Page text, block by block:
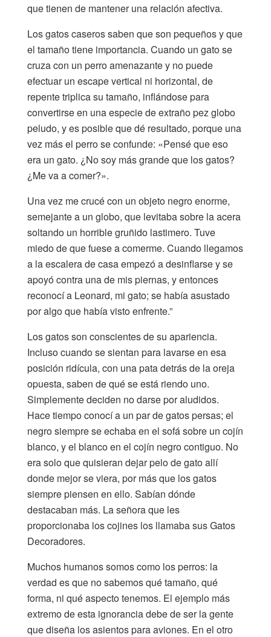
que tienen de mantener una relación afectiva.
Los gatos caseros saben que son pequeños y que
el tamaño tiene importancia. Cuando un gato se
cruza con un perro amenazante y no puede
efectuar un escape vertical ni horizontal, de
repente triplica su tamaño, inflándose para
convertirse en una especie de extraño pez globo
peludo, y es posible que dé resultado, porque una
vez más el perro se confunde: «Pensé que eso
era un gato. ¿No soy más grande que los gatos?
¿Me va a comer?».
Una vez me crucé con un objeto negro enorme,
semejante a un globo, que levitaba sobre la acera
soltando un horrible gruñido lastimero. Tuve
miedo de que fuese a comerme. Cuando llegamos
a la escalera de casa empezó a desinflarse y se
apoyó contra una de mis piernas, y entonces
reconocí a Leonard, mi gato; se había asustado
por algo que había visto enfrente.”
Los gatos son conscientes de su apariencia.
Incluso cuando se sientan para lavarse en esa
posición ridícula, con una pata detrás de la oreja
opuesta, saben de qué se está riendo uno.
Simplemente deciden no darse por aludidos.
Hace tiempo conocí a un par de gatos persas; el
negro siempre se echaba en el sofá sobre un cojín
blanco, y el blanco en el cojín negro contiguo. No
era solo que quisieran dejar pelo de gato allí
donde mejor se viera, por más que los gatos
siempre piensen en ello. Sabían dónde
destacaban más. La señora que les
proporcionaba los cojines los llamaba sus Gatos
Decoradores.
Muchos humanos somos como los perros: la
verdad es que no sabemos qué tamaño, qué
forma, ni qué aspecto tenemos. El ejemplo más
extremo de esta ignorancia debe de ser la gente
que diseña los asientos para aviones. En el otro